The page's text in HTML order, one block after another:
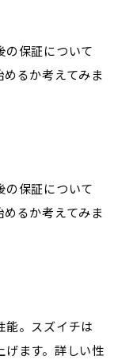
の保証について
るか考えてみま
の保証について
るか考えてみま
能。スズイチは
げます。詳しい性